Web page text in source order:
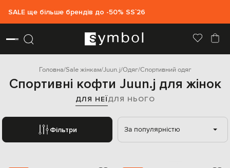
SALE ще більше брендів до -50% SS`26
Головна Sale жінкам Juun.j Одяг Спортивний одяг
Спортивні кофти Juun.j для жінок
ДЛЯ НЕЇДЛЯ НЬОГО
Фільтри За популярністю